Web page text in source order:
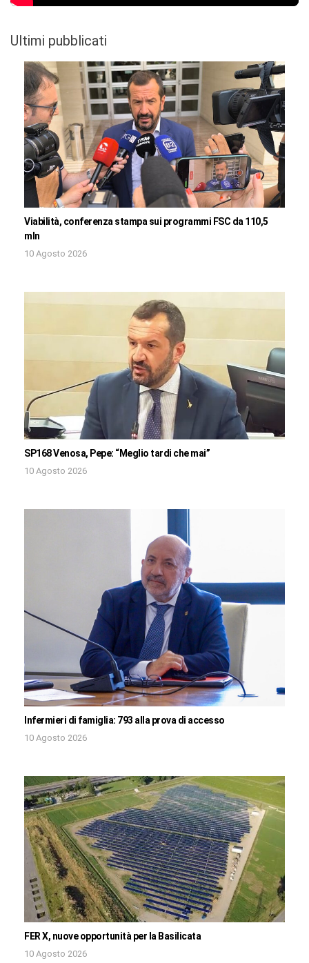
Ultimi pubblicati
Viabilità, conferenza stampa sui programmi FSC da 110,5
mln
10 Agosto 2026
SP168 Venosa, Pepe: “Meglio tardi che mai”
10 Agosto 2026
Infermieri di famiglia: 793 alla prova di accesso
10 Agosto 2026
FER X, nuove opportunità per la Basilicata
10 Agosto 2026